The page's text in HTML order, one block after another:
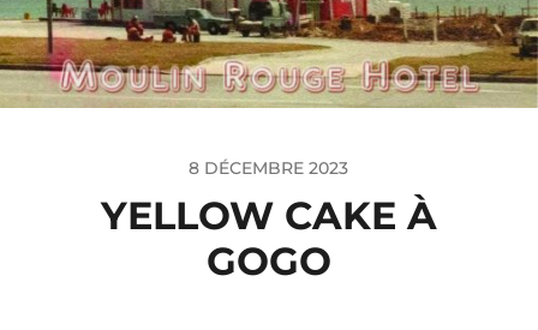
8 DÉCEMBRE 2023
YELLOW CAKE À
GOGO